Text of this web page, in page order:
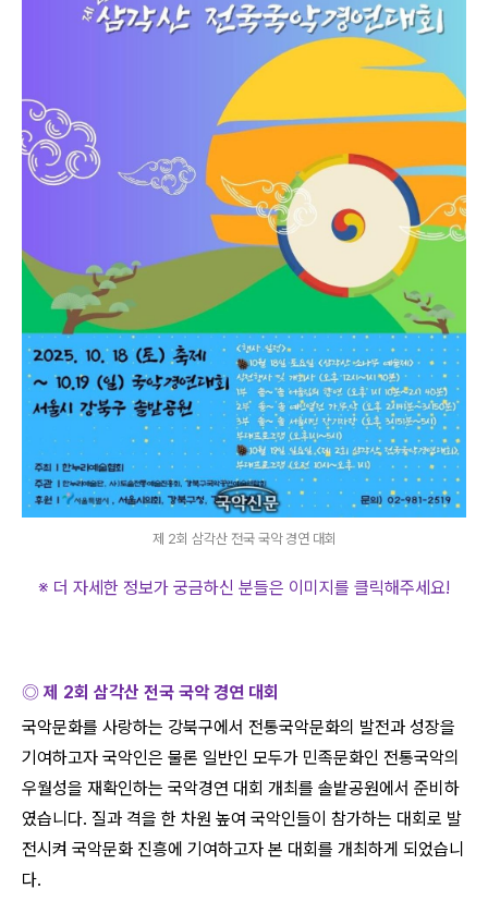
제 2회 삼각산 전국 국악 경연 대회
※ 더 자세한 정보가 궁금하신 분들은 이미지를 클릭해주세요!
◎ 제 2회 삼각산 전국 국악 경연 대회
국악문화를 사랑하는 강북구에서 전통국악문화의 발전과 성장을
기여하고자 국악인은 물론 일반인 모두가 민족문화인 전통국악의
우월성을 재확인하는 국악경연 대회 개최를 솔밭공원에서 준비하
였습니다. 질과 격을 한 차원 높여 국악인들이 참가하는 대회로 발
전시켜 국악문화 진흥에 기여하고자 본 대회를 개최하게 되었습니
다.